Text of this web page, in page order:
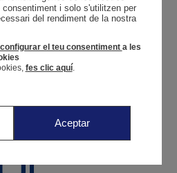
i solo s'utilitzen per
del rendiment de la nostra
configurar el teu consentiment a les
fes clic aquí.
Aceptar